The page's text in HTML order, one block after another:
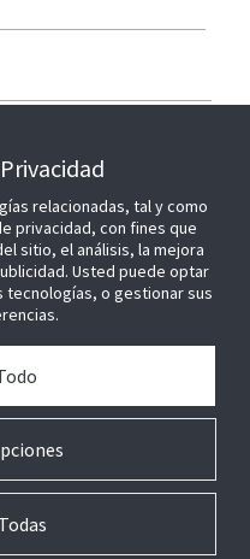
derechos reservados.
relacionadas, tal y como
privacidad, con fines que
sitio, el análisis, la mejora
Usted puede optar
o gestionar sus